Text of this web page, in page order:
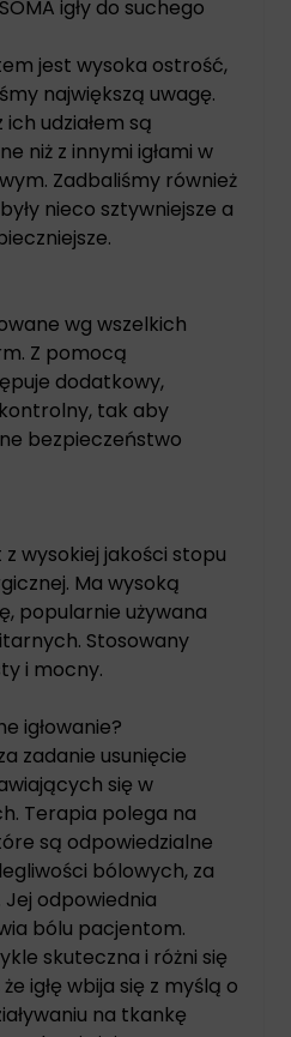
igły do suchego
jest wysoka ostrość,
największą uwagę.
udziałem są
niż z innymi igłami w
Zadbaliśmy również
nieco sztywniejsze a
wg wszelkich
Z pomocą
dodatkowy,
tak aby
bezpieczeństwo
wysokiej jakości stopu
Ma wysoką
popularnie używana
Stosowany
i mocny.
igłowanie?
zadanie usunięcie
się w
Terapia polega na
są odpowiedzialne
bólowych, za
Jej odpowiednia
bólu pacjentom.
skuteczna i różni się
igłę wbija się z myślą o
na tkankę